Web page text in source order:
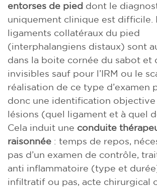
entorses de pied dont le
uniquement clinique est difficile.
ligaments collatéraux du pied
(interphalangiens distaux) sont
dans la boite cornée du sabot et
invisibles sauf pour l’IRM ou le
réalisation de ce type d’examen
donc une identification objective
lésions (quel ligament et à quel
Cela induit une conduite
raisonnée : temps de repos,
pas d’un examen de contrôle,
anti inflammatoire (type et
infiltratif ou pas, acte chirurgical